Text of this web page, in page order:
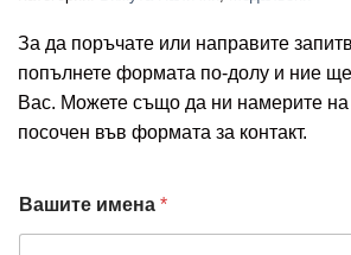
За да поръчате или направите
попълнете формата по-долу и ние
Вас. Можете също да ни намерите
посочен във формата за контакт.
Вашите имена *